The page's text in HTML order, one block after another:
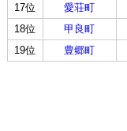
17位
愛荘町
18位
甲良町
19位
豊郷町